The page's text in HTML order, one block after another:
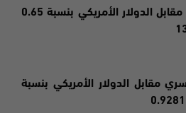
– ارتفع زوج الين الياباني مقابل الدولار الأمريكي بنسبة 0.65
مقابل الدولار الأمريكي بنسبة